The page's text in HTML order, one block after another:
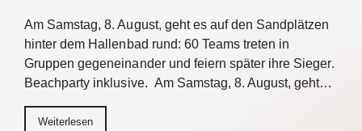
Am Samstag, 8. August, geht es auf den Sandplätzen
hinter dem Hallenbad rund: 60 Teams treten in
Gruppen gegeneinander und feiern später ihre Sieger.
Beachparty inklusive. Am Samstag, 8. August, geht…
Weiterlesen